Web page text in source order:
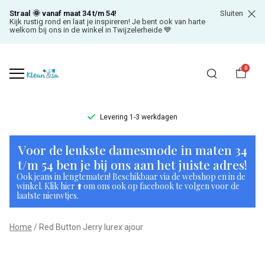
Straal 🌞 vanaf maat 34 t/m 54!
Kijk rustig rond en laat je inspireren! Je bent ook van harte
welkom bij ons in de winkel in Twijzelerheide 💙
Sluiten
0
Levering 1-3 werkdagen
Red
Button
Jerry
lurex
ajour
Voor de leukste damesmode in maten 34
t/m 54 ben je bij ons aan het juiste adres!
Ook jeans in lengtematen! Beschikbaar via de webshop en in de
winkel. Klik hier ⬆️ om ons ook op facebook te volgen voor de
laatste nieuwtjes.
Home Red Button Jerry lurex ajour